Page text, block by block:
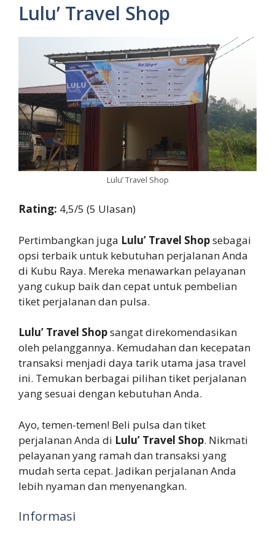
Lulu’ Travel Shop
Lulu’ Travel Shop
Rating: 4,5/5 (5 Ulasan)
Pertimbangkan juga Lulu’ Travel Shopsebagai
opsi terbaik untuk kebutuhan perjalanan Anda
di Kubu Raya. Mereka menawarkan pelayanan
yang cukup baik dan cepat untuk pembelian
tiket perjalanan dan pulsa.
Lulu’ Travel Shopsangat direkomendasikan
oleh pelanggannya. Kemudahan dan kecepatan
transaksi menjadi daya tarik utama jasa travel
ini. Temukan berbagai pilihan tiket perjalanan
yang sesuai dengan kebutuhan Anda.
Ayo, temen-temen! Beli pulsa dan tiket
perjalanan Anda di Lulu’ Travel Shop. Nikmati
pelayanan yang ramah dan transaksi yang
mudah serta cepat. Jadikan perjalanan Anda
lebih nyaman dan menyenangkan.
Informasi